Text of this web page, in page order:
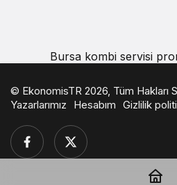
Internet
111,50
Kite 6,21
DeXe
Bursa kombi servisi
© EkonomisTR 2026, Tüm Hakları
Yazarlarımız
Hesabım Gizlilik